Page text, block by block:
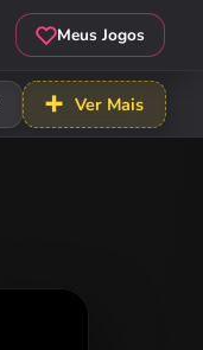
Meus Jogos
➕ Ver Mais